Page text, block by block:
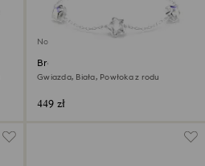
Nowość
Bransoletka Chroma
Gwiazda, Biała, Powłoka z rodu
449 zł